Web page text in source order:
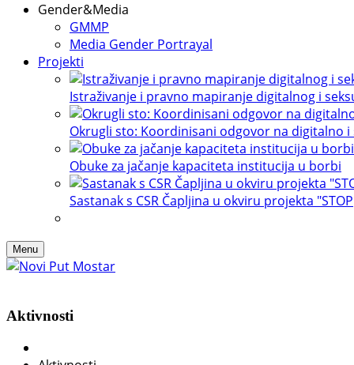
Gender&Media
GMMP
Media Gender Portrayal
Projekti
Istraživanje i pravno mapiranje digitalnog i
Okrugli sto: Koordinisani odgovor na digitalno i
Obuke za jačanje kapaciteta institucija u borbi
Sastanak s CSR Čapljina u okviru projekta "STOP
Menu
Aktivnosti